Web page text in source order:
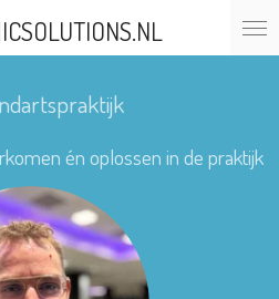
én oplossen in de praktijk